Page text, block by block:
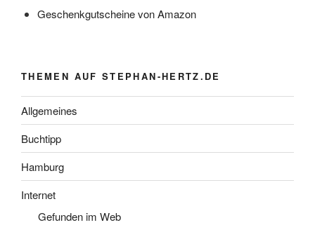
Geschenkgutscheine von Amazon
THEMEN AUF STEPHAN-HERTZ.DE
Allgemeines
Buchtipp
Hamburg
Internet
Gefunden im Web